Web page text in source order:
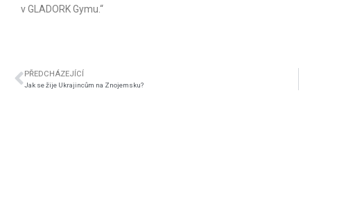
v GLADORK Gymu.“
PŘEDCHÁZEJÍCÍ
Jak se žije Ukrajincům na Znojemsku?